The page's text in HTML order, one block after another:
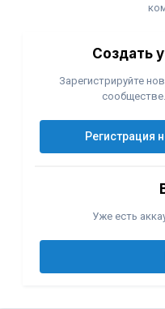
Создать
Зарегистрируйте
Регистрация
Уже есть